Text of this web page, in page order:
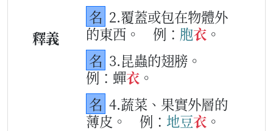
釋義
名 2.覆蓋或包在物體外
的東西。
例： 胞衣 。
名 3.昆蟲的翅膀。
例：蟬衣 。
名 4.蔬菜、果實外層的
薄皮。
例： 地豆衣 。